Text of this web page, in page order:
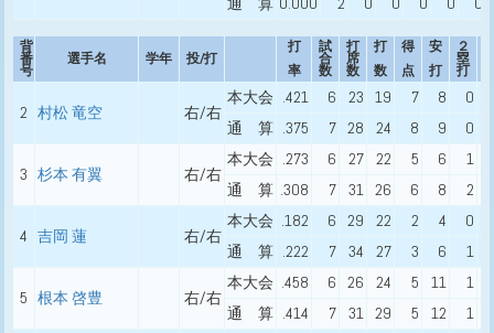
背
番
号
選手名 学年 投/打
打
率
試
合
数
打
席
数
打
数
得
点
安
打
２
塁
打
2 村松 竜空 右/右
本大会 .421 6 23 19 7 8 0
通 算 .375 7 28 24 8 9 0
3 杉本 有翼 右/右
本大会 .273 6 27 22 5 6 1
通 算 .308 7 31 26 6 8 2
4 吉岡 蓮 右/右
本大会 .182 6 29 22 2 4 0
通 算 .222 7 34 27 3 6 1
5 根本 啓豊 右/右
本大会 .458 6 26 24 5 11 1
通 算 .414 7 31 29 5 12 1